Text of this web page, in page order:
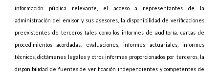
información pública relevante, el acceso a representantes de la
administración del emisor y sus asesores, la disponibilidad de verificaciones
preexistentes de terceros tales como los informes de auditoría, cartas de
procedimientos acordadas, evaluaciones, informes actuariales, informes
técnicos, dictámenes legales y otros informes proporcionados por terceros, la
disponibilidad de fuentes de verificación independientes y competentes de